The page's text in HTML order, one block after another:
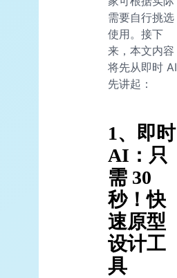
需要自行挑选
使用。接下
来，本文内容
将先从即时 AI
先讲起：
1、即时
AI：只
需 30
秒！快
速原型
设计工
具